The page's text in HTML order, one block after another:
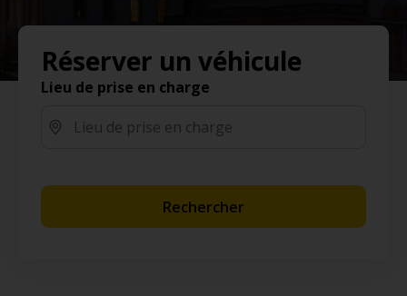
Réserver un véhicule
Lieu de prise en charge
Rechercher